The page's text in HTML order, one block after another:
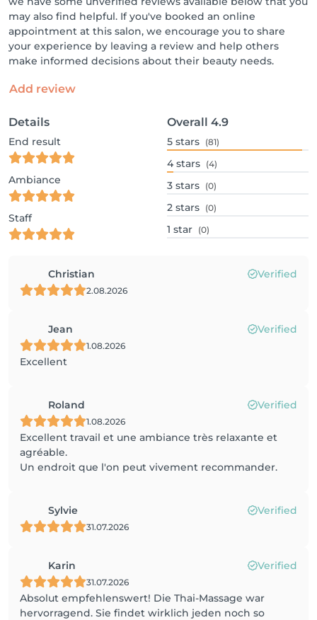
may also find helpful. If you've booked an online
appointment at this salon, we encourage you to share
your experience by leaving a review and help others
make informed decisions about their beauty needs.
Add review
Details
End result
Ambiance
Staff
Overall 4.9
5 stars (81)
4 stars (4)
3 stars (0)
2 stars (0)
1 star (0)
Christian Verified
2.08.2026
Jean Verified
1.08.2026
Excellent
Roland Verified
1.08.2026
Excellent travail et une ambiance très relaxante et
agréable.
Un endroit que l'on peut vivement recommander.
Sylvie Verified
31.07.2026
Karin Verified
31.07.2026
Absolut empfehlenswert! Die Thai-Massage war
hervorragend. Sie findet wirklich jeden noch so